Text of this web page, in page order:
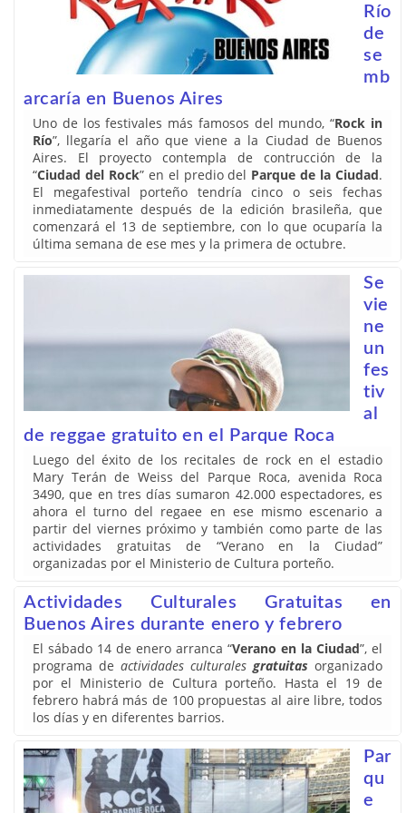
Río
de
se
mb
arcaría en Buenos Aires
Uno de los festivales más famosos del mundo, “Rock in
Río”, llegaría el año que viene a la Ciudad de Buenos
Aires. El proyecto contempla de contrucción de la
“Ciudad del Rock” en el predio del Parque de la Ciudad.
El megafestival porteño tendría cinco o seis fechas
inmediatamente después de la edición brasileña, que
comenzará el 13 de septiembre, con lo que ocuparía la
última semana de ese mes y la primera de octubre.
Se
vie
ne
un
fes
tiv
al
de reggae gratuito en el Parque Roca
Luego del éxito de los recitales de rock en el estadio
Mary Terán de Weiss del Parque Roca, avenida Roca
3490, que en tres días sumaron 42.000 espectadores, es
ahora el turno del regaee en ese mismo escenario a
partir del viernes próximo y también como parte de las
actividades gratuitas de “Verano en la Ciudad”
organizadas por el Ministerio de Cultura porteño.
Actividades Culturales Gratuitas en
Buenos Aires durante enero y febrero
El sábado 14 de enero arranca “Verano en la Ciudad”, el
programa de actividades culturales gratuitas organizado
por el Ministerio de Cultura porteño. Hasta el 19 de
febrero habrá más de 100 propuestas al aire libre, todos
los días y en diferentes barrios.
Par
qu
e